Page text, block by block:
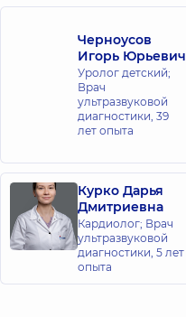
Черноусов
Игорь Юрьевич
Уролог детский;
Врач
ультразвуковой
диагностики, 39
лет опыта
Курко Дарья
Дмитриевна
Кардиолог; Врач
ультразвуковой
диагностики, 5 лет
опыта